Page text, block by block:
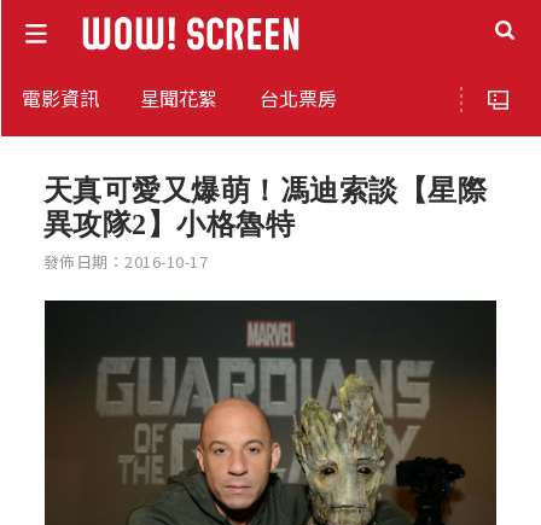
電影資訊 星聞花絮 台北票房
天真可愛又爆萌！馮迪索談【星際
異攻隊2】小格魯特
發佈日期：2016-10-17